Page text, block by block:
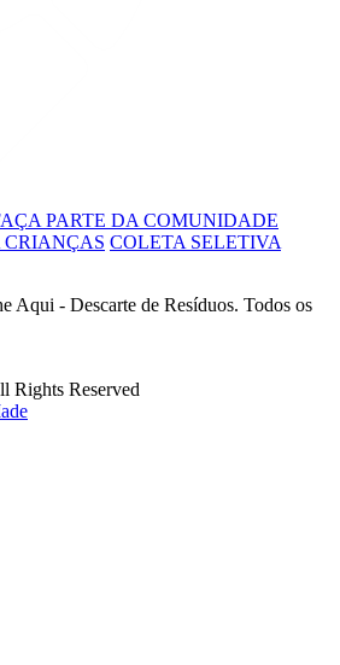
PARTE DA COMUNIDADE
CRIANÇAS COLETA SELETIVA
Aqui - Descarte de Resíduos. Todos os
Rights Reserved